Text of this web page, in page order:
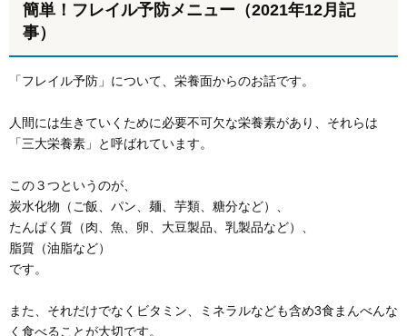
簡単！フレイル予防メニュー（2021年12月記
事）
「フレイル予防」について、栄養面からのお話です。
人間には生きていくために必要不可欠な栄養素があり、それらは
「三大栄養素」と呼ばれています。
この３つというのが、
炭水化物（ご飯、パン、麺、芋類、糖分など）、
たんぱく質（肉、魚、卵、大豆製品、乳製品など）、
脂質（油脂など）
です。
また、それだけでなくビタミン、ミネラルなども含め3食まんべんな
く食べることが大切です。